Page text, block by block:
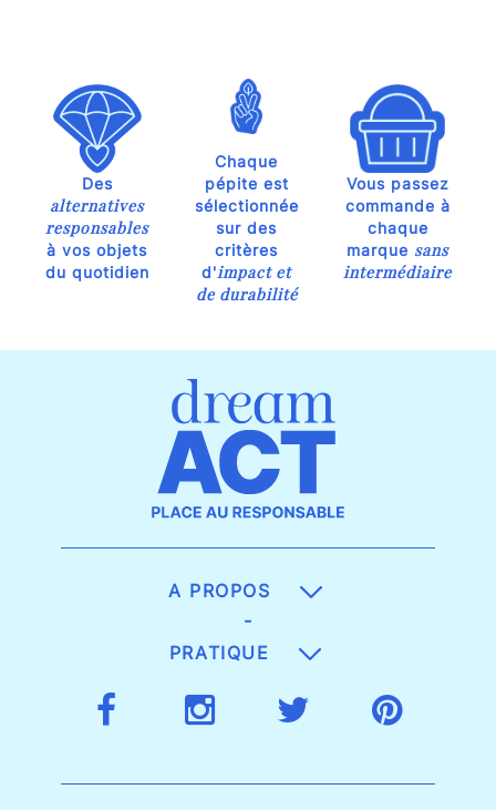
Des
alternatives
responsables
à vos objets
du quotidien
Chaque
pépite est
sélectionnée
sur des
critères
d'impact et
de durabilité
Vous passez
commande à
chaque
marque sans
intermédiaire
A PROPOS
-
PRATIQUE